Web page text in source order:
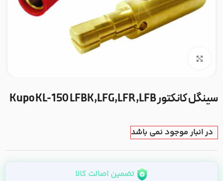
سینگل کانکتور Kupo KL-150 LFBK,LFG,LFR,LFB
در انبار موجود نمی باشد
تضمین اصالت کالا